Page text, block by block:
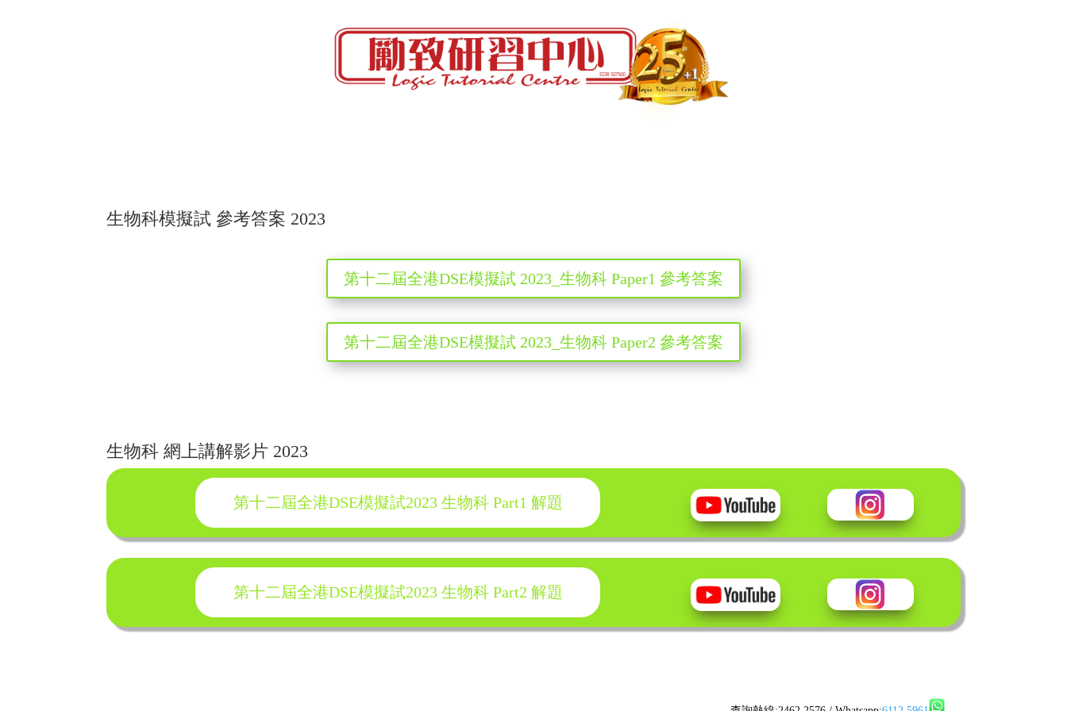
生物科模擬試 參考答案 2023
第十二屆全港DSE模擬試 2023_生物科 Paper1 參考答案
第十二屆全港DSE模擬試 2023_生物科 Paper2 參考答案
生物科 網上講解影片 2023
第十二屆全港DSE模擬試2023 生物科 Part1 解題
第十二屆全港DSE模擬試2023 生物科 Part2 解題